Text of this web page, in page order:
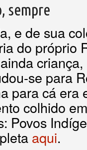
sempre
e de sua
do próprio
se para
para cá era
colhido
Povos
aqui.